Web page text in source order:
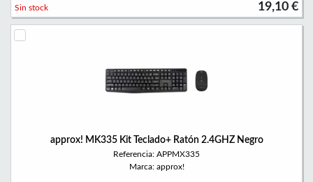
19,10 €
Sin stock
approx! MK335 Kit Teclado+ Ratón 2.4GHZ Negro
Referencia: APPMX335
Marca: approx!